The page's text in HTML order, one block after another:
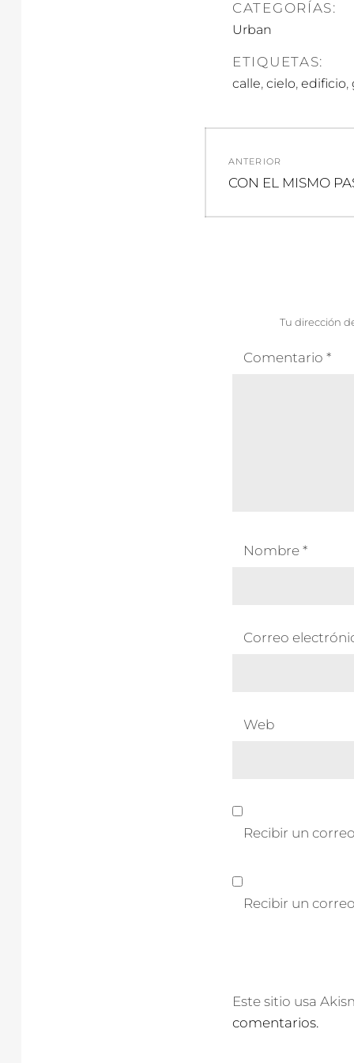
CATEGORÍAS:
Urban
ETIQUETAS:
calle, cielo, edificio,
de
entradas
ANTERIOR
Entrada
CON EL MISMO
Tu dirección
Comentario *
Nombre *
Correo
Web
Recibir un
Recibir un
Este sitio usa
comentarios.